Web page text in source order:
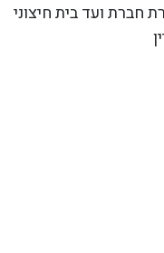
חברת ועד בית חיצוני